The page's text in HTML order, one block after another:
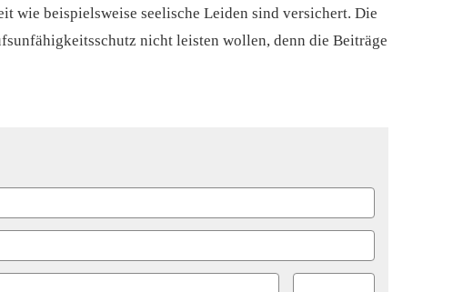
wie beispielsweise seelische Leiden sind versichert. Die
nicht leisten wollen, denn die Beiträge